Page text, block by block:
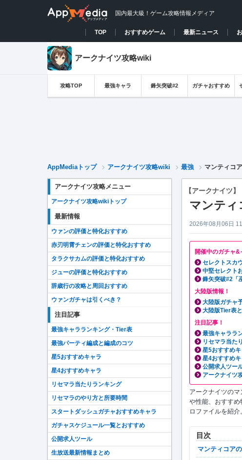
国内最大級！ゲーム攻略情報メディア
TOP おすすめゲーム 最新ニュース
アークナイツ攻略wiki
攻略TOP 最強キャラ 鋒矢突破#2 ガチャおすすめ
AppMediaトップ アークナイツ攻略wiki 最強 マンティコ
【アークナイツ】
マンティ
2026年08月06日
開催中のガチャ&
セレクトスカ
中堅セレクト
鋒矢突破#2「
大陸版情報！
大陸版ガチャ
大陸版Tier表
注目記事！
最強キャララ
リセマラ当た
星5おすすめキ
星4おすすめキ
公開求人ツー
アークナイツ
アークナイツの
や性能、おすす
ロファイルを紹
目次
マンティコア
アークナイツ攻略メニュー
アークナイツ攻略wikiトップ
最新情報
ウァンの評価と特化おすすめ
赤刃明霄チェンの評価と特化おすすめ
タラクサカムの評価と特化おすすめ
ジューの評価と特化おすすめ
辞歳行の攻略と周回おすすめ
ウァンガチャは引くべき？
注目記事
最強キャラランキング・Tier表
最強パーティ編成と編成のコツ
星5おすすめキャラ
星4おすすめキャラ
リセマラ当たりランキング
リセマラのやり方と所要時間
スタートダッシュガチャおすすめキャラ
ガチャスケジュール一覧とおすすめ
公開求人ツール
生放送最新情報まとめ